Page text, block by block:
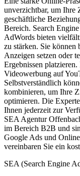
unverzichtbar, um Ihre
geschäftliche
Bereich. Search
AdWords bieten
zu stärken. Sie können
Anzeigen setzen oder
Ergebnissen
Videowerbung auf
Selbstverständlich
kombinieren, um Ihre
optimieren. Die
Ihnen jederzeit zur
SEA Agentur
im Bereich B2B und
Google Ads und
vereinbaren Sie ein
SEA (Search Engine